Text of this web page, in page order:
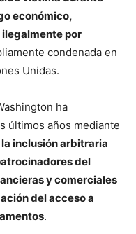
económico,
por
condenada en
Unidas.
ha
últimos años mediante
la inclusión arbitraria
del
y comerciales
del acceso a
.